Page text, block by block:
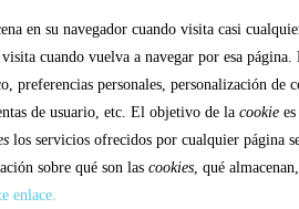
en su navegador cuando visita casi
cuando vuelva a navegar por esa página.
preferencias personales, personalización de
de usuario, etc. El objetivo de la cookie
los servicios ofrecidos por cualquier página
sobre qué son las cookies, qué
enlace.